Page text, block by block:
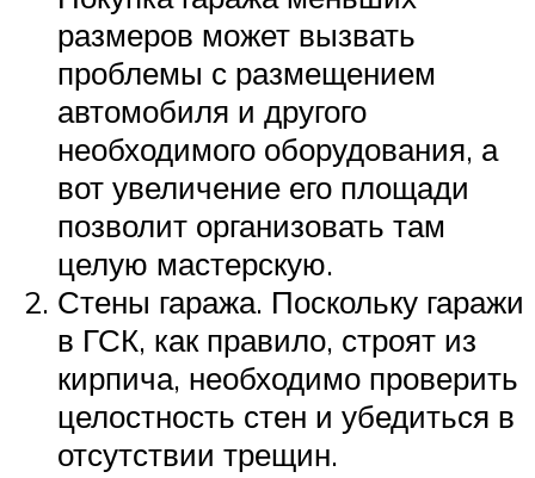
размеров может вызвать
проблемы с размещением
автомобиля и другого
необходимого оборудования, а
вот увеличение его площади
позволит организовать там
целую мастерскую.
Стены гаража. Поскольку гаражи
в ГСК, как правило, строят из
кирпича, необходимо проверить
целостность стен и убедиться в
отсутствии трещин.